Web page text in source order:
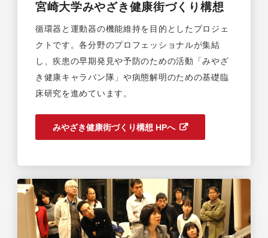
宮崎大学みやざき健康街づくり構想
循環器と運動器の機能維持を目的としたプロジェ
クトです。各分野のプロフェッショナルが集結
し、疾患の早期発見や予防のための活動「みやざ
き健康キャラバン隊」や病態解明のための基礎臨
床研究を進めています。
みやざき健康街づくり構想 HPへ